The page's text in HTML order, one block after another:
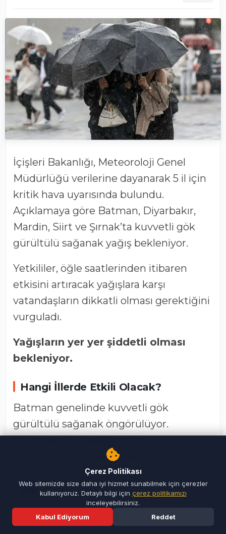
İçişleri Bakanlığı, Meteoroloji Genel
Müdürlüğü verilerine dayanarak 5 il için
kritik hava uyarısında bulundu.
Açıklamaya göre Batman, Diyarbakır,
Mardin, Siirt ve Şırnak’ta kuvvetli gök
gürültülü sağanak yağış bekleniyor.
Yetkililer, öğle saatlerinden itibaren
etkisini artıracak yağışlara karşı
vatandaşların dikkatli olması gerektiğini
vurguladı.
Yağışların yer yer şiddetli olması
bekleniyor.
Hangi İllerde Etkili Olacak?
Batman genelinde kuvvetli gök
gürültülü sağanak öngörülüyor.
kesimlerinde şiddetli yağış bekleniyor.
çevrelerinde yerel olarak kuvvetli
sağanak görülecek.
genelinde ise yer yer
kuvvetli yağış tahmin ediliyor.
Ana Sayfa Son Dakika
Çerez Politikası
Web sitemizde size daha iyi hizmet sunabilmek için çerezler
kullanıyoruz. Detaylı bilgi için çerez politikamızı
inceleyebilirsiniz.
Kabul Ediyorum
Reddet